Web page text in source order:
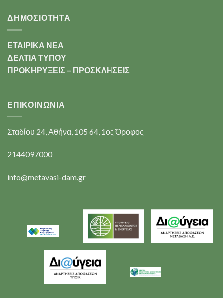
ΔΗΜΟΣΙΟΤΗΤΑ
ΕΤΑΙΡΙΚΑ ΝΕΑ
ΔΕΛΤΙΑ ΤΥΠΟΥ
ΠΡΟΚΗΡΥΞΕΙΣ – ΠΡΟΣΚΛΗΣΕΙΣ
ΕΠΙΚΟΙΝΩΝΊΑ
Σταδίου 24, Αθήνα, 105 64, 1ος Όροφος
2144097000
info@metavasi-dam.gr